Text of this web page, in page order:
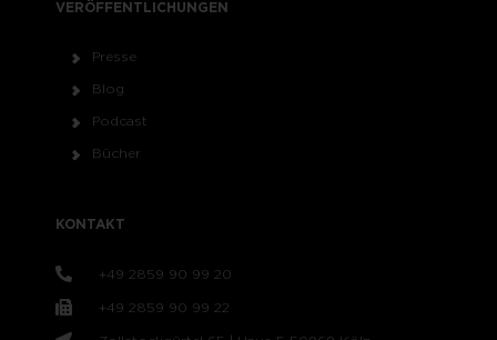
VERÖFFENTLICHUNGEN
Presse
Blog
Podcast
Bücher
KONTAKT
+49 2859 90 99 20
+49 2859 90 99 22